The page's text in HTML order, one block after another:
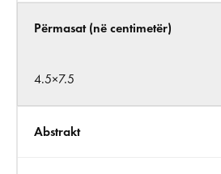
Përmasat (në centimetër)
4.5×7.5
Abstrakt